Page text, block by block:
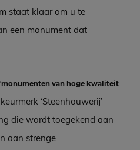
staat klaar om u te
een monument dat
van hoge kwaliteit
‘Steenhouwerij’
die wordt toegekend aan
aan strenge